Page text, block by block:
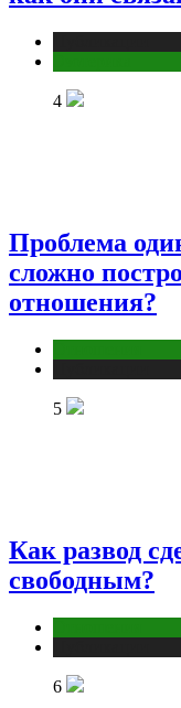
4
Проблема
сложно
отношения?
5
Как развод
свободным?
6